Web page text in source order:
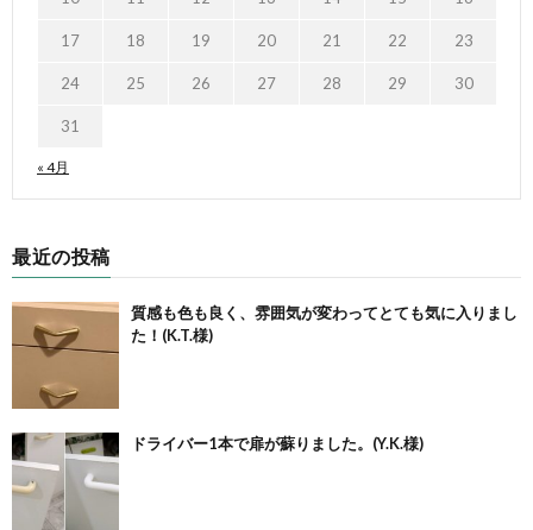
« 4月
17 18 19 20 21 22 23
24 25 26 27 28 29 30
31
最近の投稿
質感も色も良く、雰囲気が変わってとても気に入りまし
た！(K.T.様)
ドライバー1本で扉が蘇りました。(Y.K.様)